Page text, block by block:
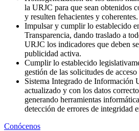
la URJC para que sean obtenidos
y resulten fehacientes y coherentes.
Impulsar y cumplir lo establecido
Transparencia, dando traslado a
URJC los indicadores que deben
publicidad activa.
Cumplir lo establecido
gestión de las solicitudes de
Sistema Integrado de Información
actualizado y con los datos
generando herramientas
detección de errores de integridad
Conócenos